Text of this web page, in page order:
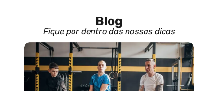
Blog
Fique por dentro das nossas dicas